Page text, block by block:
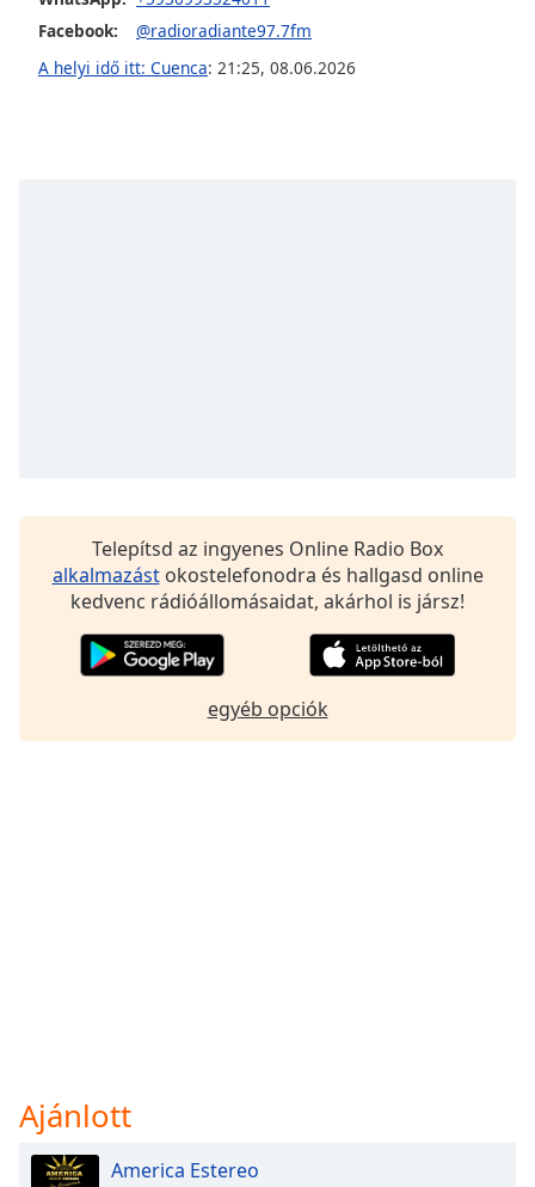
Family
Dialog
Facebook:
@radioradiante97.7fm
A helyi idő itt: Cuenca: 21:25, 08.06.2026
Telepítsd az ingyenes Online Radio Box
alkalmazástokostelefonodra és hallgasd online
kedvenc rádióállomásaidat, akárhol is jársz!
egyéb opciók
Ajánlott
America Estereo